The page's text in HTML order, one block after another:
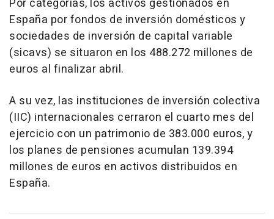
España por fondos de inversión domésticos y
sociedades de inversión de capital variable
(sicavs) se situaron en los 488.272 millones de
euros al finalizar abril.
A su vez, las instituciones de inversión colectiva
(IIC) internacionales cerraron el cuarto mes del
ejercicio con un patrimonio de 383.000 euros, y
los planes de pensiones acumulan 139.394
millones de euros en activos distribuidos en
España.